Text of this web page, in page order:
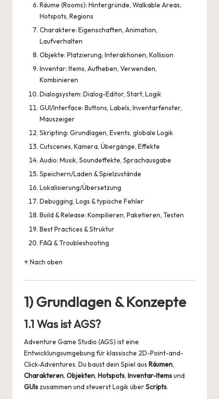
Räume (Rooms): Hintergründe, Walkable Areas,
Hotspots, Regions
Charaktere: Eigenschaften, Animation,
Laufverhalten
Objekte: Platzierung, Interaktionen, Kollision
Inventar: Items, Aufheben, Verwenden,
Kombinieren
Dialogsystem: Dialog-Editor, Start, Logik
GUI/Interface: Buttons, Labels, Inventarfenster,
Mauszeiger
Skripting: Grundlagen, Events, globale Logik
Cutscenes, Kamera, Übergänge, Effekte
Audio: Musik, Soundeffekte, Sprachausgabe
Speichern/Laden & Spielzustände
Lokalisierung/Übersetzung
Debugging, Logs & typische Fehler
Build & Release: Kompilieren, Paketieren, Testen
Best Practices & Struktur
FAQ & Troubleshooting
↑ Nach oben
1) Grundlagen & Konzepte
1.1 Was ist AGS?
Adventure Game Studio (AGS) ist eine
Entwicklungsumgebung für klassische 2D-Point-and-
Click-Adventures. Du baust dein Spiel aus Räumen,
Charakteren, Objekten, Hotspots, Inventar-Itemsund
GUIszusammen und steuerst Logik überScripts.